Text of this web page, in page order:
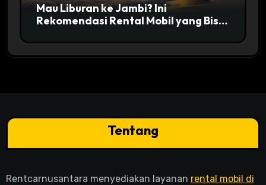
Mau Liburan ke Jambi? Ini
Rekomendasi Rental Mobil yang Bisa
Tentang
Rentcarnusantara menyediakan layanan rental mobil di